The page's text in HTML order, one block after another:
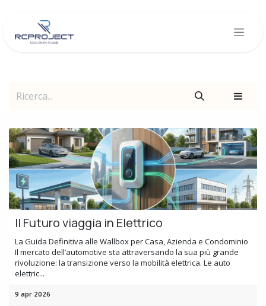
Il Futuro viaggia in Elettrico
La Guida Definitiva alle Wallbox per Casa, Azienda e Condominio
Il mercato dell’automotive sta attraversando la sua più grande
rivoluzione: la transizione verso la mobilità elettrica. Le auto
elettric...
9 apr 2026